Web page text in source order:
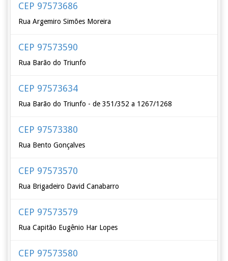
CEP 97573686
Rua Argemiro Simões Moreira
CEP 97573590
Rua Barão do Triunfo
CEP 97573634
Rua Barão do Triunfo - de 351/352 a 1267/1268
CEP 97573380
Rua Bento Gonçalves
CEP 97573570
Rua Brigadeiro David Canabarro
CEP 97573579
Rua Capitão Eugênio Har Lopes
CEP 97573580